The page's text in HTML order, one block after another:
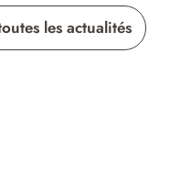
les actualités